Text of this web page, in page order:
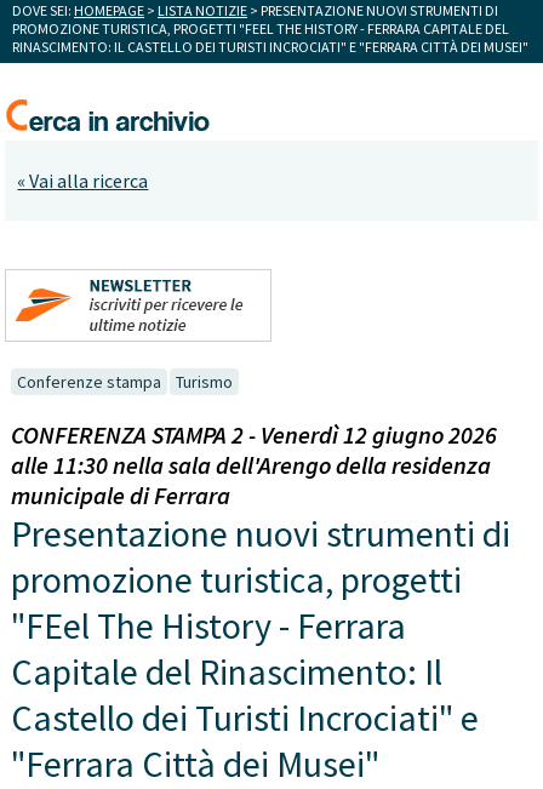
DOVE SEI: HOMEPAGE > LISTA NOTIZIE > PRESENTAZIONE NUOVI STRUMENTI DI
PROMOZIONE TURISTICA, PROGETTI "FEEL THE HISTORY - FERRARA CAPITALE DEL
RINASCIMENTO: IL CASTELLO DEI TURISTI INCROCIATI" E "FERRARA CITTÀ DEI MUSEI"
« Vai alla ricerca
Conferenze stampa Turismo
CONFERENZA STAMPA 2 - Venerdì 12 giugno 2026
alle 11:30 nella sala dell'Arengo della residenza
municipale di Ferrara
Presentazione nuovi strumenti di
promozione turistica, progetti
"FEel The History - Ferrara
Capitale del Rinascimento: Il
Castello dei Turisti Incrociati" e
"Ferrara Città dei Musei"